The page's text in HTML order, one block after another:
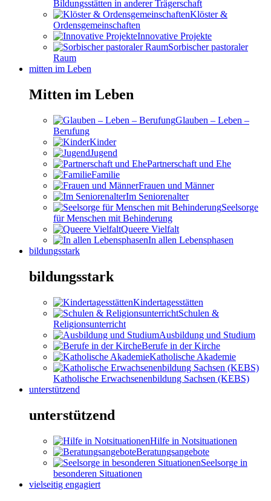
Bildungsstätten in anderer Trägerschaft
Klöster &
Ordensgemeinschaften
Innovative Projekte
Sorbischer pastoraler
Raum
mitten im Leben
Mitten im Leben
Glauben – Leben –
Berufung
Kinder
Jugend
Partnerschaft und Ehe
Familie
Frauen und Männer
Im Seniorenalter
Seelsorge
für Menschen mit Behinderung
Queere Vielfalt
In allen Lebensphasen
bildungsstark
bildungsstark
Kindertagesstätten
Schulen &
Religionsunterricht
Ausbildung und Studium
Berufe in der Kirche
Katholische Akademie
Katholische Erwachsenenbildung Sachsen (KEBS)
unterstützend
unterstützend
Hilfe in Notsituationen
Beratungsangebote
Seelsorge in
besonderen Situationen
vielseitig engagiert